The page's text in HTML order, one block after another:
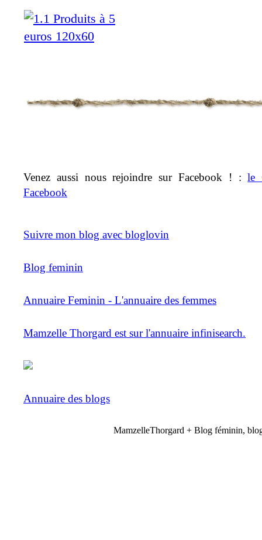
Venez aussi nous rejoindre sur Facebook ! :le
Facebook
Suivre mon blog avec bloglovin
Blog feminin
Annuaire Feminin - L'annuaire des femmes
Mamzelle Thorgard est sur l'annuaire infinisearch.
Annuaire des blogs
MamzelleThorgard + Blog féminin,